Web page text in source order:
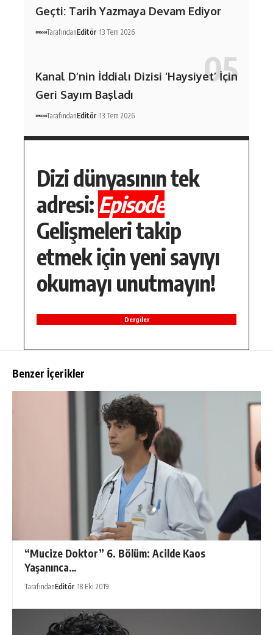
Geçti: Tarih Yazmaya Devam Ediyor
TarafındanEditör 13 Tem 2026
Kanal D’nin İddialı Dizisi ‘Haysiyet’ İçin
Geri Sayım Başladı
TarafındanEditör 13 Tem 2026
Dizi dünyasının tek
adresi: Episode
Gelişmeleri takip
etmek için yeni sayıyı
okumayı unutmayın!
Dergiler
Benzer İçerikler
“Mucize Doktor” 6. Bölüm: Acilde Kaos
Yaşanınca…
TarafındanEditör 18 Eki 2019